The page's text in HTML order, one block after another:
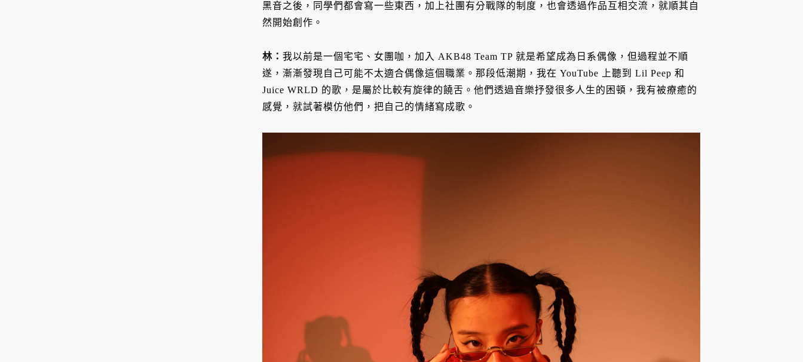
黑音之後，同學們都會寫一些東西，加上社團有分戰隊的制度，也會透過作品互相交流，就順其自
然開始創作。
林： 我以前是一個宅宅、女團咖，加入 AKB48 Team TP 就是希望成為日系偶像，但過程並不順
遂，漸漸發現自己可能不太適合偶像這個職業。那段低潮期，我在 YouTube 上聽到 Lil Peep 和
Juice WRLD 的歌，是屬於比較有旋律的饒舌。他們透過音樂抒發很多人生的困頓，我有被療癒的
感覺，就試著模仿他們，把自己的情緒寫成歌。